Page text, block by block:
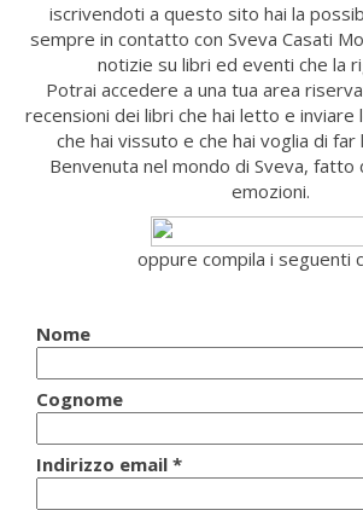
iscrivendoti a questo sito hai la
sempre in contatto con Sveva Casati
notizie su libri ed eventi che la
Potrai accedere a una tua area
recensioni dei libri che hai letto e
che hai vissuto e che hai voglia di
Benvenuta nel mondo di Sveva, fatto
emozioni.
oppure compila i seguenti
Nome
Cognome
Indirizzo email *